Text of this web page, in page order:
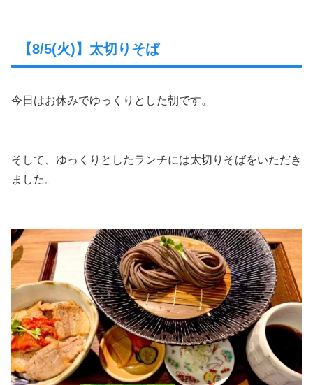
【8/5(火)】太切りそば
今日はお休みでゆっくりとした朝です。
そして、ゆっくりとしたランチには太切りそばをいただき
ました。